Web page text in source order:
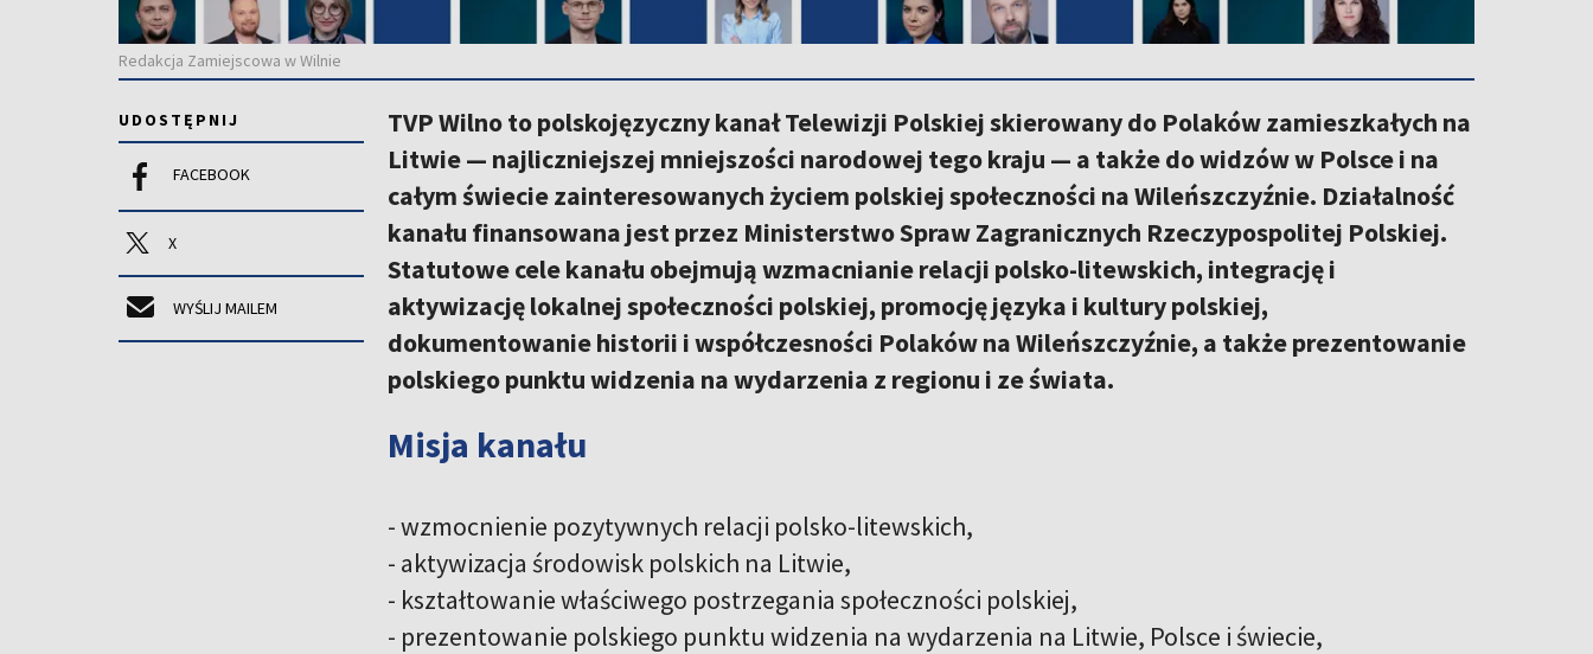
Redakcja Zamiejscowa w Wilnie
UDOSTĘPNIJ
FACEBOOK
X
WYŚLIJ MAILEM
TVP Wilno to polskojęzyczny kanał Telewizji Polskiej skierowany do Polaków zamieszkałych na
Litwie — najliczniejszej mniejszości narodowej tego kraju — a także do widzów w Polsce i na
całym świecie zainteresowanych życiem polskiej społeczności na Wileńszczyźnie. Działalność
kanału finansowana jest przez Ministerstwo Spraw Zagranicznych Rzeczypospolitej Polskiej.
Statutowe cele kanału obejmują wzmacnianie relacji polsko-litewskich, integrację i
aktywizację lokalnej społeczności polskiej, promocję języka i kultury polskiej,
dokumentowanie historii i współczesności Polaków na Wileńszczyźnie, a także prezentowanie
polskiego punktu widzenia na wydarzenia z regionu i ze świata.
Misja kanału
- wzmocnienie pozytywnych relacji polsko-litewskich,
- aktywizacja środowisk polskich na Litwie,
- kształtowanie właściwego postrzegania społeczności polskiej,
- prezentowanie polskiego punktu widzenia na wydarzenia na Litwie, Polsce i świecie,